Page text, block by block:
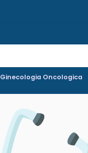
Ginecologia Oncologica